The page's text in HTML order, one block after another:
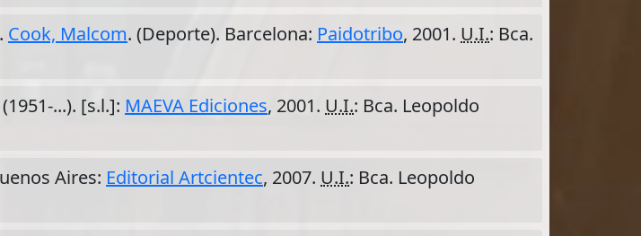
. Cook, Malcom. (Deporte). Barcelona: Paidotribo, 2001. U.I.: Bca.
(1951-...). [s.l.]: MAEVA Ediciones, 2001. U.I.: Bca. Leopoldo
Aires: Editorial Artcientec, 2007. U.I.: Bca. Leopoldo